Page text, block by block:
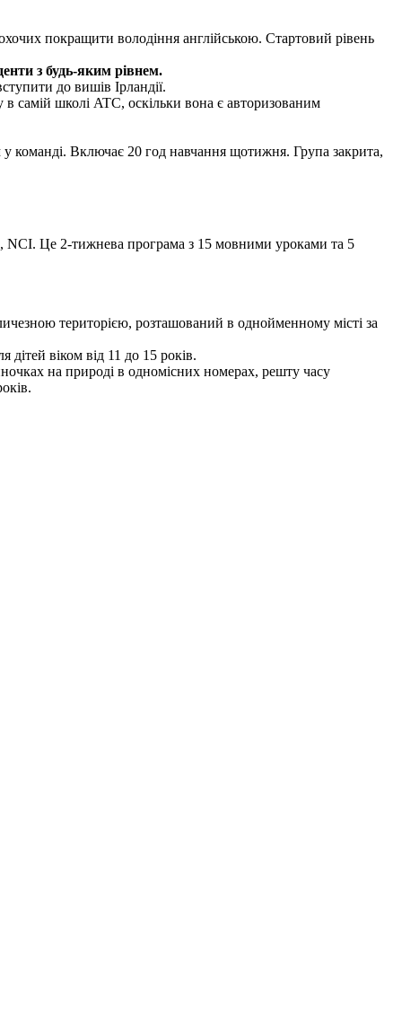
покращити володіння англійською. Стартовий рівень
з будь-яким рівнем.
до вишів Ірландії.
в самій школі ATC, оскільки вона є авторизованим
команді. Включає 20 год навчання щотижня. Група закрита,
NCI. Це 2-тижнева програма з 15 мовними уроками та 5
територією, розташований в однойменному місті за
віком від 11 до 15 років.
на природі в одномісних номерах, решту часу